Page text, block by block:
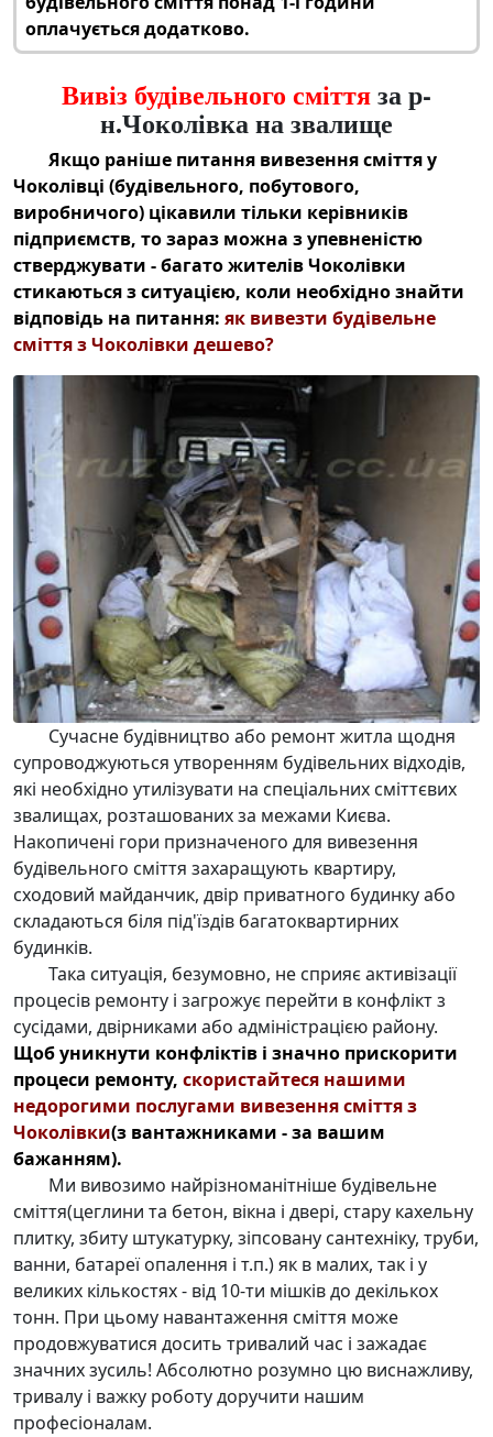
оплачується додатково.
Вивіз будівельного сміттяза р-
н.Чоколівка на звалище
Якщо раніше питання вивезення сміття у
Чоколівці (будівельного, побутового,
виробничого) цікавили тільки керівників
підприємств, то зараз можна з упевненістю
стверджувати - багато жителів Чоколівки
стикаються з ситуацією, коли необхідно знайти
відповідь на питання: як вивезти будівельне
сміття з Чоколівки дешево?
Сучасне будівництво або ремонт житла щодня
супроводжуються утворенням будівельних відходів,
які необхідно утилізувати на спеціальних сміттєвих
звалищах, розташованих за межами Києва.
Накопичені гори призначеного для вивезення
будівельного сміття захаращують квартиру,
сходовий майданчик, двір приватного будинку або
складаються біля під'їздів багатоквартирних
будинків.
Така ситуація, безумовно, не сприяє активізації
процесів ремонту і загрожує перейти в конфлікт з
сусідами, двірниками або адміністрацією району.
Щоб уникнути конфліктів і значно прискорити
процеси ремонту, скористайтеся нашими
недорогими послугами вивезення сміття з
Чоколівки(з вантажниками - за вашим
бажанням).
Ми вивозимо найрізноманітніше будівельне
сміття(цеглини та бетон, вікна і двері, стару кахельну
плитку, збиту штукатурку, зіпсовану сантехніку, труби,
ванни, батареї опалення і т.п.) як в малих, так і у
великих кількостях - від 10-ти мішків до декількох
тонн. При цьому навантаження сміття може
продовжуватися досить тривалий час і зажадає
значних зусиль! Абсолютно розумно цю виснажливу,
тривалу і важку роботу доручити нашим
професіоналам.